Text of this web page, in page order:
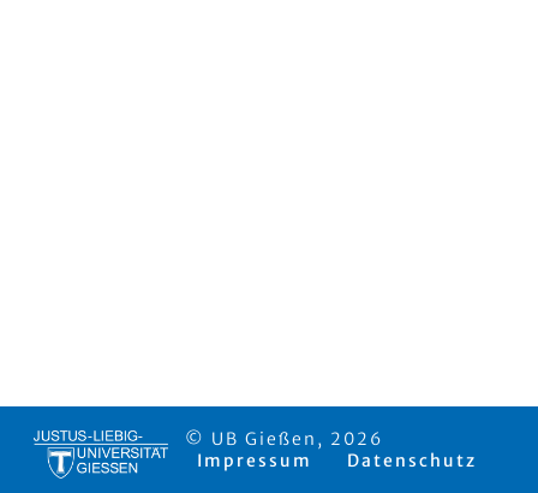
© UB Gießen, 2026
Impressum
Datenschutz